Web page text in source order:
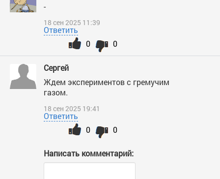
-
18 сен 2025 11:39
Ответить
0
0
Сергей
Ждем экспериментов с гремучим
газом.
18 сен 2025 19:41
Ответить
0
0
Написать комментарий: